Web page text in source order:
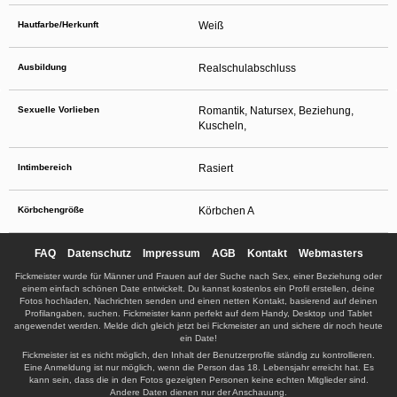
Hautfarbe/Herkunft Weiß
Ausbildung Realschulabschluss
Sexuelle Vorlieben
Romantik, Natursex, Beziehung,
Kuscheln,
Intimbereich Rasiert
Körbchengröße Körbchen A
FAQ Datenschutz Impressum AGB Kontakt Webmasters
Fickmeister wurde für Männer und Frauen auf der Suche nach Sex, einer Beziehung oder
einem einfach schönen Date entwickelt. Du kannst kostenlos ein Profil erstellen, deine
Fotos hochladen, Nachrichten senden und einen netten Kontakt, basierend auf deinen
Profilangaben, suchen. Fickmeister kann perfekt auf dem Handy, Desktop und Tablet
angewendet werden. Melde dich gleich jetzt bei Fickmeister an und sichere dir noch heute
ein Date!
Fickmeister ist es nicht möglich, den Inhalt der Benutzerprofile ständig zu kontrollieren.
Eine Anmeldung ist nur möglich, wenn die Person das 18. Lebensjahr erreicht hat. Es
kann sein, dass die in den Fotos gezeigten Personen keine echten Mitglieder sind.
Andere Daten dienen nur der Anschauung.